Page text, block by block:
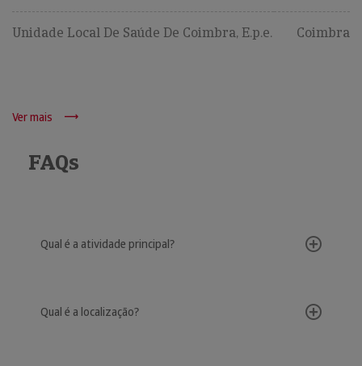
Unidade Local De Saúde De Coimbra, E.p.e. Coimbra
Ver mais
FAQs
Qual é a atividade principal?
Qual é a localização?